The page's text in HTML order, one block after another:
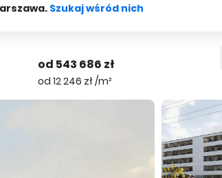
Szukaj wśród nich
od 543 686 zł
od 12 246 zł /m²